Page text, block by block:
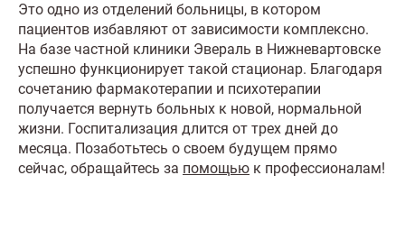
Это одно из отделений больницы, в котором
пациентов избавляют от зависимости комплексно.
На базе частной клиники Эвераль в Нижневартовске
успешно функционирует такой стационар. Благодаря
сочетанию фармакотерапии и психотерапии
получается вернуть больных к новой, нормальной
жизни. Госпитализация длится от трех дней до
месяца. Позаботьтесь о своем будущем прямо
сейчас, обращайтесь за помощью к профессионалам!